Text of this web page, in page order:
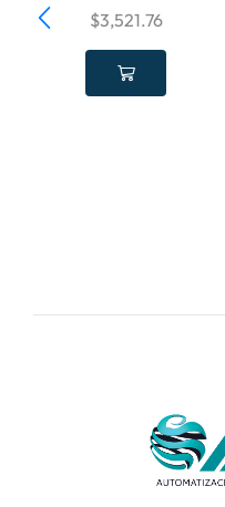
$3,521.76